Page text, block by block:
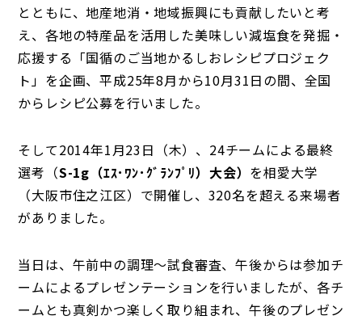
とともに、地産地消・地域振興にも貢献したいと考
え、各地の特産品を活用した美味しい減塩食を発掘・
応援する「国循のご当地かるしおレシピプロジェク
ト」を企画、平成25年8月から10月31日の間、全国
からレシピ公募を行いました。
そして2014年1月23日（木）、24チームによる最終
選考（S-1g （ｴｽ･ﾜﾝ･ｸﾞﾗﾝﾌﾟﾘ）大会） を相愛大学
（大阪市住之江区）で開催し、320名を超える来場者
がありました。
当日は、午前中の調理～試食審査、午後からは参加チ
ームによるプレゼンテーションを行いましたが、各チ
ームとも真剣かつ楽しく取り組まれ、午後のプレゼン